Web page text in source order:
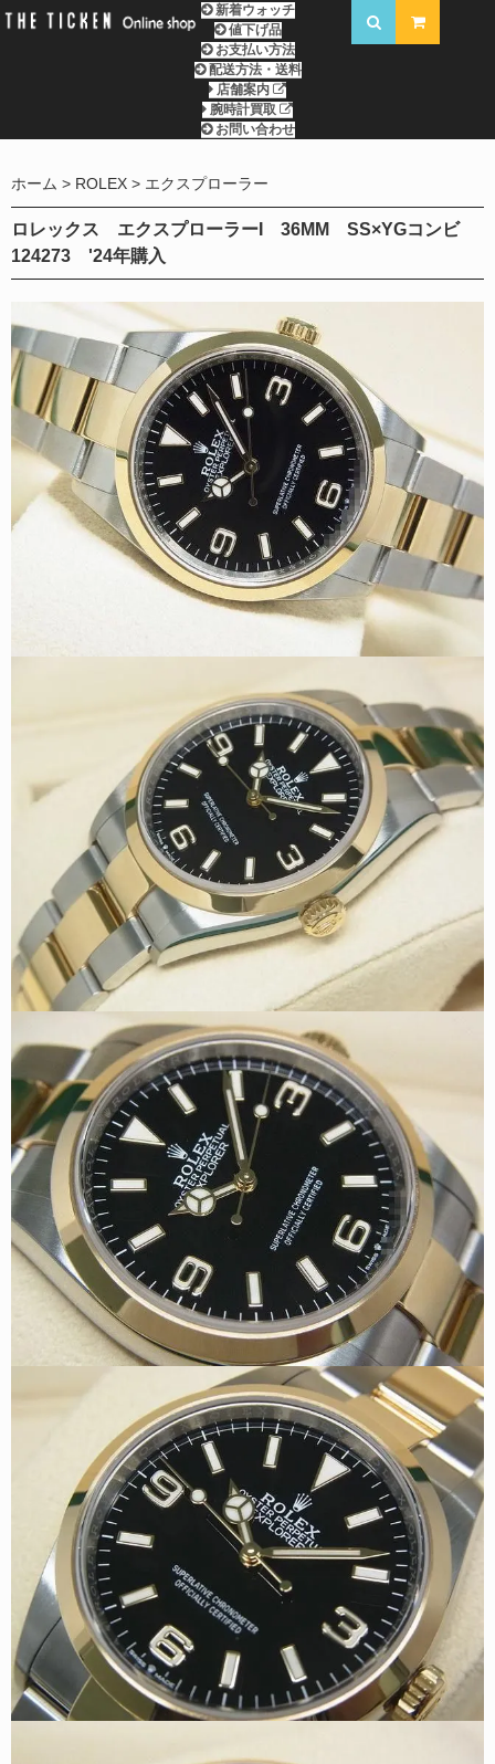
新着ウォッチ
値下げ品
お支払い方法
配送方法・送料
店舗案内
腕時計買取
お問い合わせ
ホーム ROLEX エクスプローラー
ロレックス エクスプローラーI 36MM SS×YGコンビ
124273 '24年購入